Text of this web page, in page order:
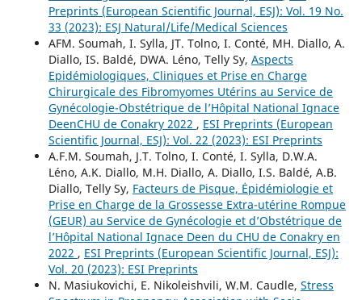
Preprints (European Scientific Journal, ESJ): Vol. 19 No.
33 (2023): ESJ Natural/Life/Medical Sciences
AFM. Soumah, I. Sylla, JT. Tolno, I. Conté, MH. Diallo, A.
Diallo, IS. Baldé, DWA. Léno, Telly Sy, Aspects
Epidémiologiques, Cliniques et Prise en Charge
Chirurgicale des Fibromyomes Utérins au Service de
Gynécologie-Obstétrique de l’Hôpital National Ignace
DeenCHU de Conakry 2022 , ESI Preprints (European
Scientific Journal, ESJ): Vol. 22 (2023): ESI Preprints
A.F.M. Soumah, J.T. Tolno, I. Conté, I. Sylla, D.W.A.
Léno, A.K. Diallo, M.H. Diallo, A. Diallo, I.S. Baldé, A.B.
Diallo, Telly Sy, Facteurs de Рisque, Ėpidémiologie et
Prise en Charge de la Grossesse Extra-utérine Rompue
(GEUR) au Service de Gynécologie et d’Obstétrique de
l’Hôpital National Ignace Deen du CHU de Conakry en
2022 , ESI Preprints (European Scientific Journal, ESJ):
Vol. 20 (2023): ESI Preprints
N. Masiukovichi, E. Nikoleishvili, W.M. Caudle, Stress